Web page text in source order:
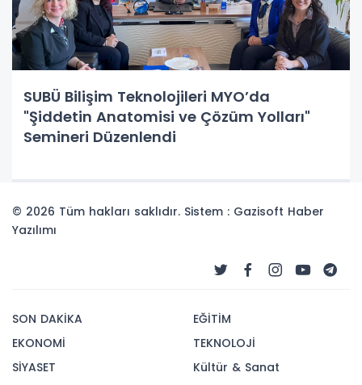
SUBÜ Bilişim Teknolojileri MYO’da
"Şiddetin Anatomisi ve Çözüm Yolları"
Semineri Düzenlendi
© 2026 Tüm hakları saklıdır. Sistem : Gazisoft Haber
Yazılımı
SON DAKİKA
EKONOMİ
SİYASET
EĞİTİM
TEKNOLOJİ
Kültür & Sanat